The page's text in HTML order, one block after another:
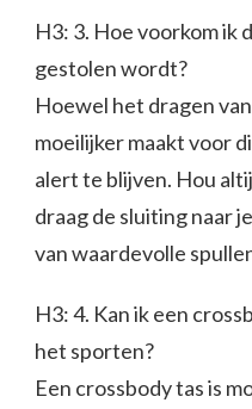
H3: 3. Hoe voorkom ik
gestolen wordt?
Hoewel het dragen
moeilijker maakt voor
alert te blijven. Hou
draag de sluiting naar
van waardevolle
H3: 4. Kan ik een
het sporten?
Een crossbody tas is